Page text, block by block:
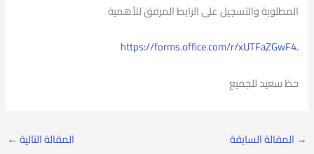
المطلوبة والتسجيل على الرابط المرفق للأهمية
.https://forms.office.com/r/xUTFaZGwF4
حظ سعيد للجميع
→ المقالة السابقة المقالة التالية ←